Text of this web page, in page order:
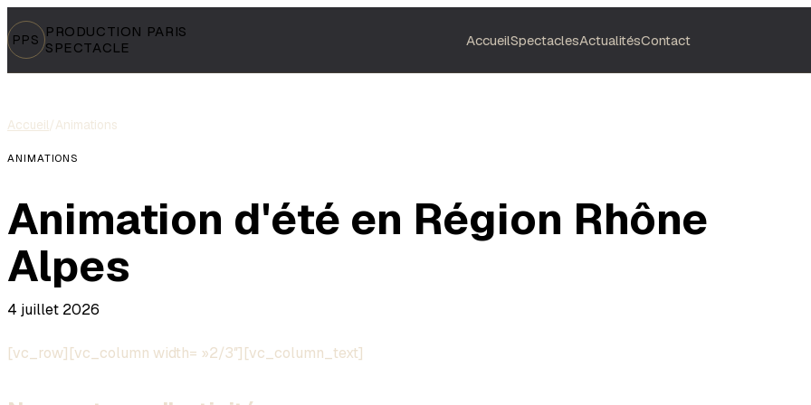
PPS PRODUCTION PARIS
SPECTACLE
AccueilSpectaclesActualitésContact
Accueil/Animations
ANIMATIONS
Animation d'été en Région Rhône
Alpes
4 juillet 2026
[vc_row][vc_column width= »2/3″][vc_column_text]